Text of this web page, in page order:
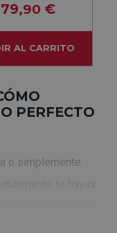
,90 €
AL CARRITO
PERFECTO
o simplemente
se han